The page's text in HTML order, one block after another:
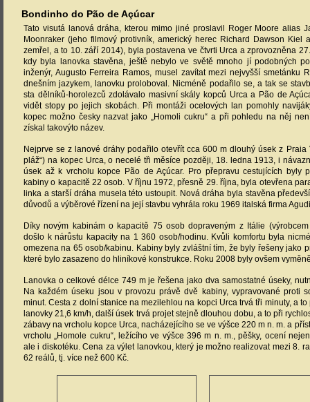
Díky novým kabinám o kapacitě 75 osob dopraveným z Itálie
došlo k nárůstu kapacity na 1 360 osob/hodinu. Kvůli komfortu byla
omezena na 65 osob/kabinu. Kabiny byly zvláštní tím, že byly řešeny jako
které bylo zasazeno do hliníkové konstrukce. Roku 2008 byly ovšem
Lanovka o celkové délce 749 m je řešena jako dva samostatné úseky,
Na každém úseku jsou v provozu právě dvě kabiny, vypravované proti
minut. Cesta z dolní stanice na mezilehlou na kopci Urca trvá tři minuty, a
lanovky 21,6 km/h, další úsek trvá projet stejně dlouhou dobu, a to při
zábavy na vrcholu kopce Urca, nacházejícího se ve výšce 220 m n. m. a
vrcholu „Homole cukru“, ležícího ve výšce 396 m n. m., pěšky, ocení
62 reálů, tj. více než 600 Kč.
Pohled na „Homoli cukru“
z Copacabany.
Tentýž vrch nelze
z pláže Flamengo.